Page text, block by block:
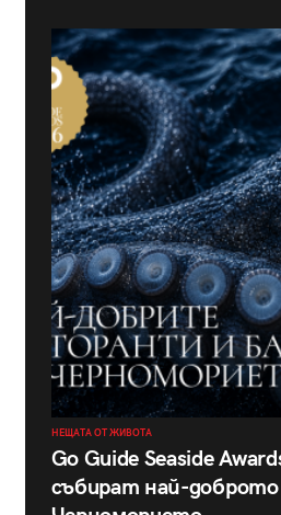
НЕЩАТА ОТ ЖИВОТА
Go Guide Seaside
събират най-доброто